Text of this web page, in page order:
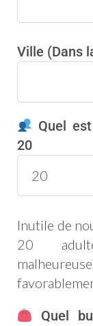
Ville (Dans
Quel
20
Inutile de
20
Quel